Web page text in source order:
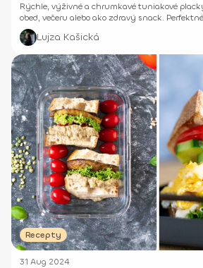
Rýchle, výživné a chrumkavé tuniakové
obed, večeru alebo ako zdravý snack.
Lujza Kašická
Recepty
31 Aug 2024